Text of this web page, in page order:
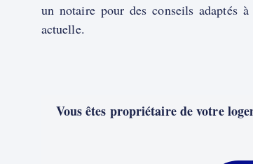
un notaire pour des conseils adaptés
actuelle.
Vous êtes propriétaire de votre